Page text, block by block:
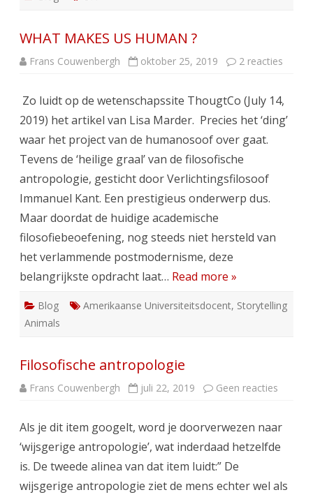
WHAT MAKES US HUMAN ?
Frans Couwenbergh oktober 25, 2019 2 reacties
?
Zo luidt op de wetenschapssite ThougtCo (July 14,
2019) het artikel van Lisa Marder. Precies het ‘ding’
waar het project van de humanosoof over gaat.
Tevens de ‘heilige graal’ van de filosofische
antropologie, gesticht door Verlichtingsfilosoof
Immanuel Kant. Een prestigieus onderwerp dus.
Maar doordat de huidige academische
filosofiebeoefening, nog steeds niet hersteld van
het verlammende postmodernisme, deze
belangrijkste opdracht laat… Read more »
Blog Amerikaanse Universiteitsdocent, Storytelling
Animals
Filosofische antropologie
Frans Couwenbergh juli 22, 2019 Geen reacties
Als je dit item googelt, word je doorverwezen naar
‘wijsgerige antropologie’, wat inderdaad hetzelfde
is. De tweede alinea van dat item luidt:” De
wijsgerige antropologie ziet de mens echter wel als